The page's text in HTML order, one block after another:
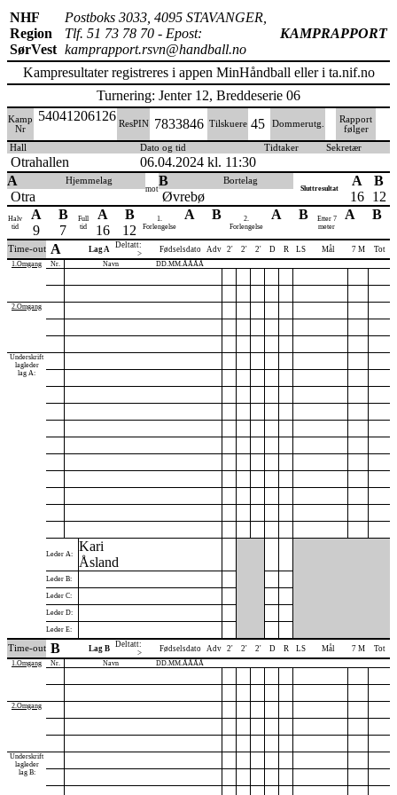
NHF
Region
SørVest
Postboks 3033, 4095 STAVANGER,
Tlf. 51 73 78 70 - Epost:
kamprapport.rsvn@handball.no
KAMPRAPPORT
Kampresultater registreres i appen MinHåndball eller i ta.nif.no
Turnering: Jenter 12, Breddeserie 06
Kamp
Nr
54041206126
ResPIN 7833846 Tilskuere 45 Dommerutg.
Rapport
følger
Hall
Dato og tid Tidtaker Sekretær
Otrahallen
06.04.2024 kl. 11:30
A
Hjemmelag
Otra mot
B Bortelag
Øvrebø
Sluttresultat
A
16
B
12
Halv
tid
A
9
B
7
Full
tid
A
16
B
12
1.
Forlengelse
A B
2.
Forlengelse
A B
Etter 7
meter
A B
Time-out A Lag A Deltatt:
>
Fødselsdato Adv 2' 2' 2' D R LS Mål 7 M Tot
1.Omgang Nr. Navn DD.MM.ÅÅÅÅ
2.Omgang
Underskrift
lagleder
lag A:
Leder A:
Kari
Åsland
Leder B:
Leder C:
Leder D:
Leder E:
Time-out B Lag B Deltatt:
>
Fødselsdato Adv 2' 2' 2' D R LS Mål 7 M Tot
1.Omgang Nr. Navn DD.MM.ÅÅÅÅ
2.Omgang
Underskrift
lagleder
lag B: